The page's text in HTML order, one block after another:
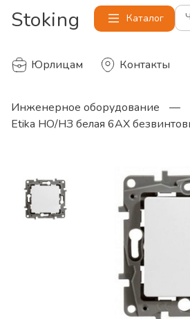
Stoking Каталог
Юрлицам Контакты
Инженерное оборудование —
Etika НО/НЗ белая 6АХ